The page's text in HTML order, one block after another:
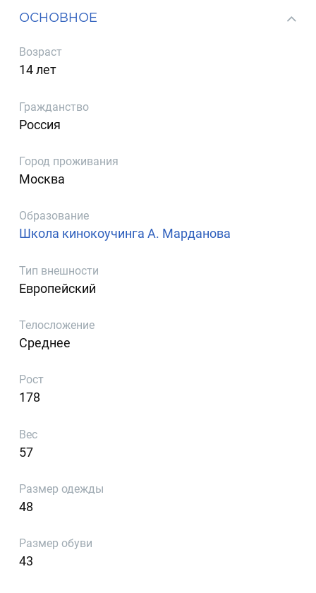
ОСНОВНОЕ
Возраст
14 лет
Гражданство
Россия
Город проживания
Москва
Образование
Школа кинокоучинга А. Марданова
Тип внешности
Европейский
Телосложение
Среднее
Рост
178
Вес
57
Размер одежды
48
Размер обуви
43